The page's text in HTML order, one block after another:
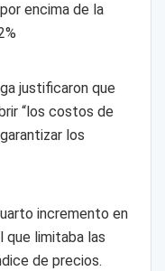
encima de la
justificaron que
“los costos de
los
incremento en
que limitaba las
de precios.